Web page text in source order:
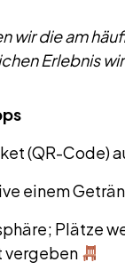
wir die am
Erlebnis
(QR-Code)
einem
Plätze
vergeben